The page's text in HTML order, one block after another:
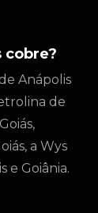
cobre?
Anápolis
de
a Wys
e Goiânia.